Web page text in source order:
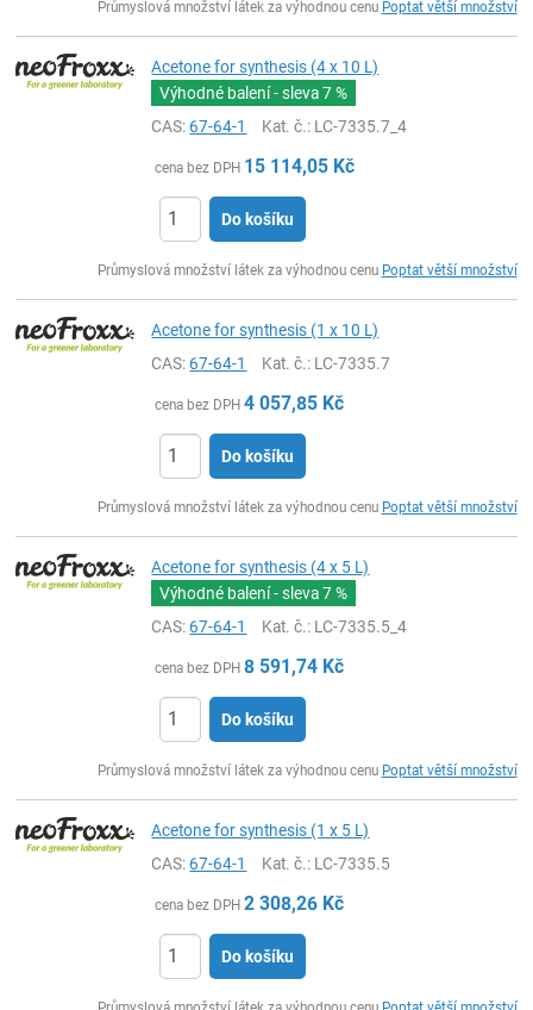
Průmyslová množství látek za výhodnou cenu Poptat větší množství
Acetone for synthesis (4 x 10 L)
Výhodné balení - sleva7 %
CAS:67-64-1 Kat. č.: LC-7335.7_4
cena bez DPH 15 114,05 Kč
Do košíku
Průmyslová množství látek za výhodnou cenu Poptat větší množství
Acetone for synthesis (1 x 10 L)
CAS:67-64-1 Kat. č.: LC-7335.7
cena bez DPH 4 057,85 Kč
Do košíku
Průmyslová množství látek za výhodnou cenu Poptat větší množství
Acetone for synthesis (4 x 5 L)
Výhodné balení - sleva7 %
CAS:67-64-1 Kat. č.: LC-7335.5_4
cena bez DPH 8 591,74 Kč
Do košíku
Průmyslová množství látek za výhodnou cenu Poptat větší množství
Acetone for synthesis (1 x 5 L)
CAS:67-64-1 Kat. č.: LC-7335.5
cena bez DPH 2 308,26 Kč
Do košíku